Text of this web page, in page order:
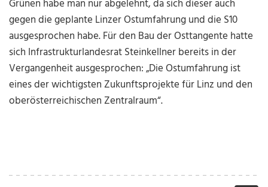
Grünen habe man nur abgelehnt, da sich dieser auch
gegen die geplante Linzer Ostumfahrung und die S10
ausgesprochen habe. Für den Bau der Osttangente hatte
sich Infrastrukturlandesrat Steinkellner bereits in der
Vergangenheit ausgesprochen: „Die Ostumfahrung ist
eines der wichtigsten Zukunftsprojekte für Linz und den
oberösterreichischen Zentralraum“.